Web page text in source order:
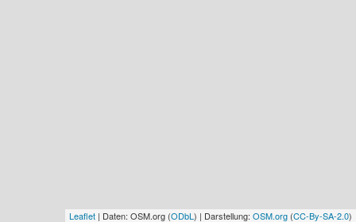
Leaflet | Daten: OSM.org (ODbL ) | Darstellung: OSM.org (CC-By-SA-2.0)